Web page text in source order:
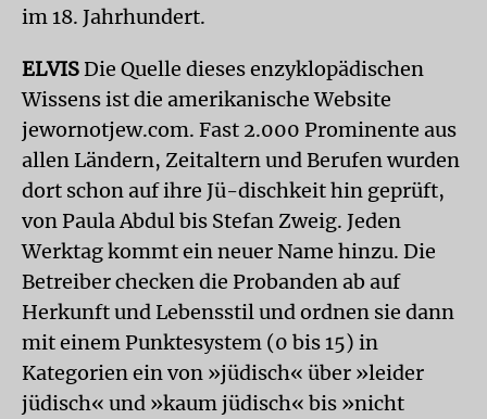
im 18. Jahrhundert.
ELVIS Die Quelle dieses enzyklopädischen
Wissens ist die amerikanische Website
jewornotjew.com. Fast 2.000 Prominente aus
allen Ländern, Zeitaltern und Berufen wurden
dort schon auf ihre Jü-dischkeit hin geprüft,
von Paula Abdul bis Stefan Zweig. Jeden
Werktag kommt ein neuer Name hinzu. Die
Betreiber checken die Probanden ab auf
Herkunft und Lebensstil und ordnen sie dann
mit einem Punktesystem (0 bis 15) in
Kategorien ein von »jüdisch« über »leider
jüdisch« und »kaum jüdisch« bis »nicht